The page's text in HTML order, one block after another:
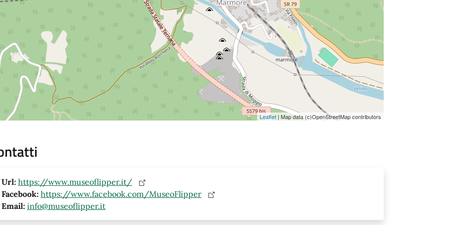
Leaflet | Map data (c)OpenStreetMap contributors
Url: https://www.museoflipper.it/
Facebook: https://www.facebook.com/MuseoFlipper
Email: info@museoflipper.it